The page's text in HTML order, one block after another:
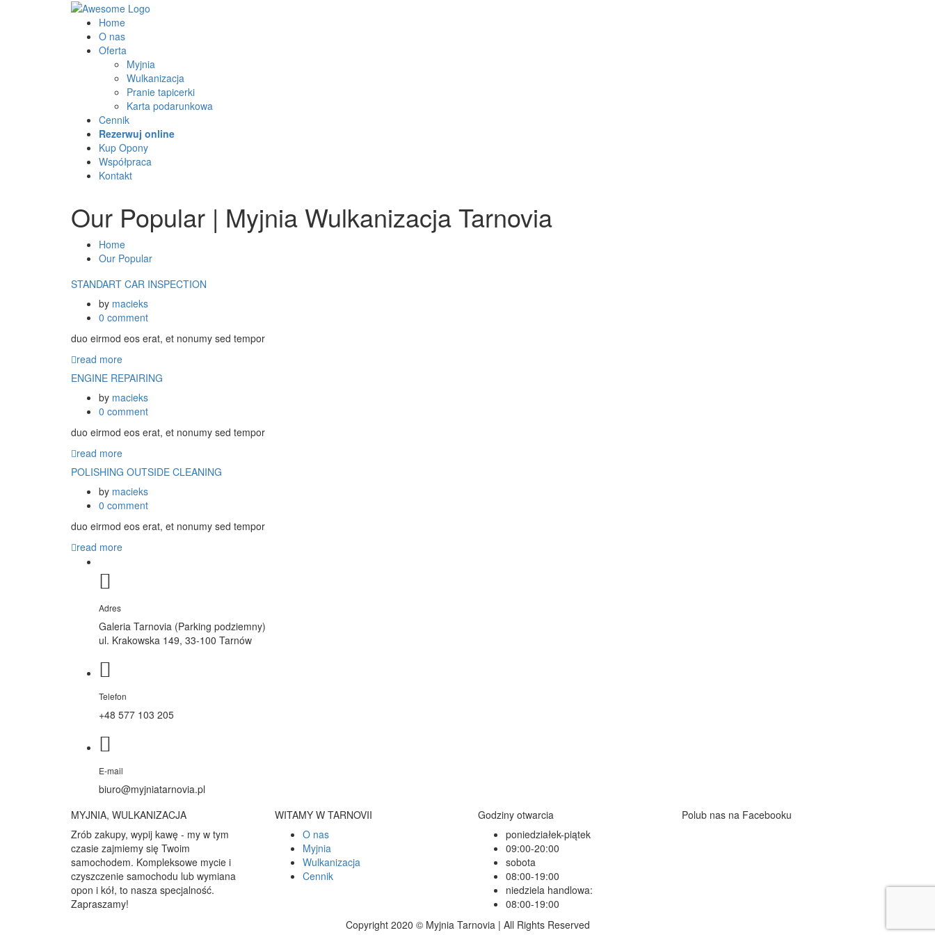
Home
O nas
Oferta
Myjnia
Wulkanizacja
Pranie tapicerki
Karta podarunkowa
Cennik
Rezerwuj online
Kup Opony
Współpraca
Kontakt
Our Popular | Myjnia Wulkanizacja Tarnovia
Home
Our Popular
STANDART CAR INSPECTION
by macieks
0 comment
duo eirmod eos erat, et nonumy sed tempor
read more
ENGINE REPAIRING
by macieks
0 comment
duo eirmod eos erat, et nonumy sed tempor
read more
POLISHING OUTSIDE CLEANING
by macieks
0 comment
duo eirmod eos erat, et nonumy sed tempor
read more
Adres
Galeria Tarnovia (Parking podziemny)
ul. Krakowska 149, 33-100 Tarnów
Telefon
+48 577 103 205
E-mail
biuro@myjniatarnovia.pl
MYJNIA, WULKANIZACJA
Zrób zakupy, wypij kawę - my w tym
czasie zajmiemy się Twoim
samochodem. Kompleksowe mycie i
czyszczenie samochodu lub wymiana
opon i kół, to nasza specjalność.
Zapraszamy!
WITAMY W TARNOVII
O nas
Myjnia
Wulkanizacja
Cennik
Godziny otwarcia
poniedziałek-piątek
09:00-20:00
sobota
08:00-19:00
niedziela handlowa:
08:00-19:00
Polub nas na Facebooku
Copyright 2020 © Myjnia Tarnovia | All Rights Reserved